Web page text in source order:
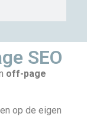
SEO
off-page
op de eigen